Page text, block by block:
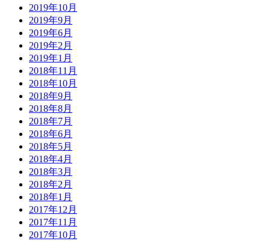
2019年10月
2019年9月
2019年6月
2019年2月
2019年1月
2018年11月
2018年10月
2018年9月
2018年8月
2018年7月
2018年6月
2018年5月
2018年4月
2018年3月
2018年2月
2018年1月
2017年12月
2017年11月
2017年10月